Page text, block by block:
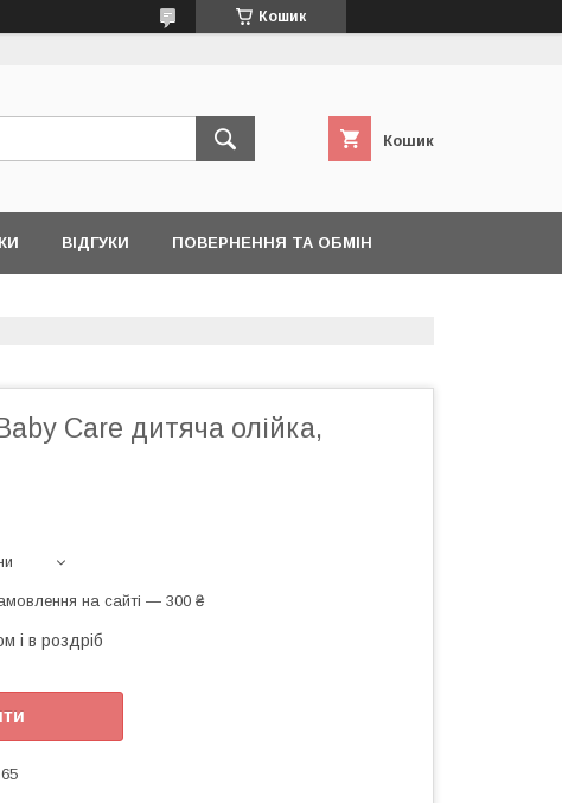
Кошик
Кошик
ВІДГУКИ ПОВЕРНЕННЯ ТА ОБМІН
Care дитяча олійка,
на сайті — 300 ₴
і в роздріб